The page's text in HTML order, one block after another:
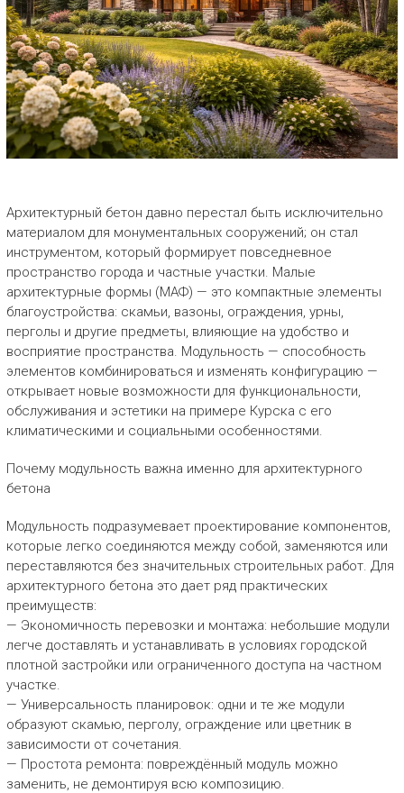
Архитектурный бетон давно перестал быть исключительно
материалом для монументальных сооружений; он стал
инструментом, который формирует повседневное
пространство города и частные участки. Малые
архитектурные формы (МАФ) — это компактные элементы
благоустройства: скамьи, вазоны, ограждения, урны,
перголы и другие предметы, влияющие на удобство и
восприятие пространства. Модульность — способность
элементов комбинироваться и изменять конфигурацию —
открывает новые возможности для функциональности,
обслуживания и эстетики на примере Курска с его
климатическими и социальными особенностями.
Почему модульность важна именно для архитектурного
бетона
Модульность подразумевает проектирование компонентов,
которые легко соединяются между собой, заменяются или
переставляются без значительных строительных работ. Для
архитектурного бетона это дает ряд практических
преимуществ:
— Экономичность перевозки и монтажа: небольшие модули
легче доставлять и устанавливать в условиях городской
плотной застройки или ограниченного доступа на частном
участке.
— Универсальность планировок: одни и те же модули
образуют скамью, перголу, ограждение или цветник в
зависимости от сочетания.
— Простота ремонта: повреждённый модуль можно
заменить, не демонтируя всю композицию.